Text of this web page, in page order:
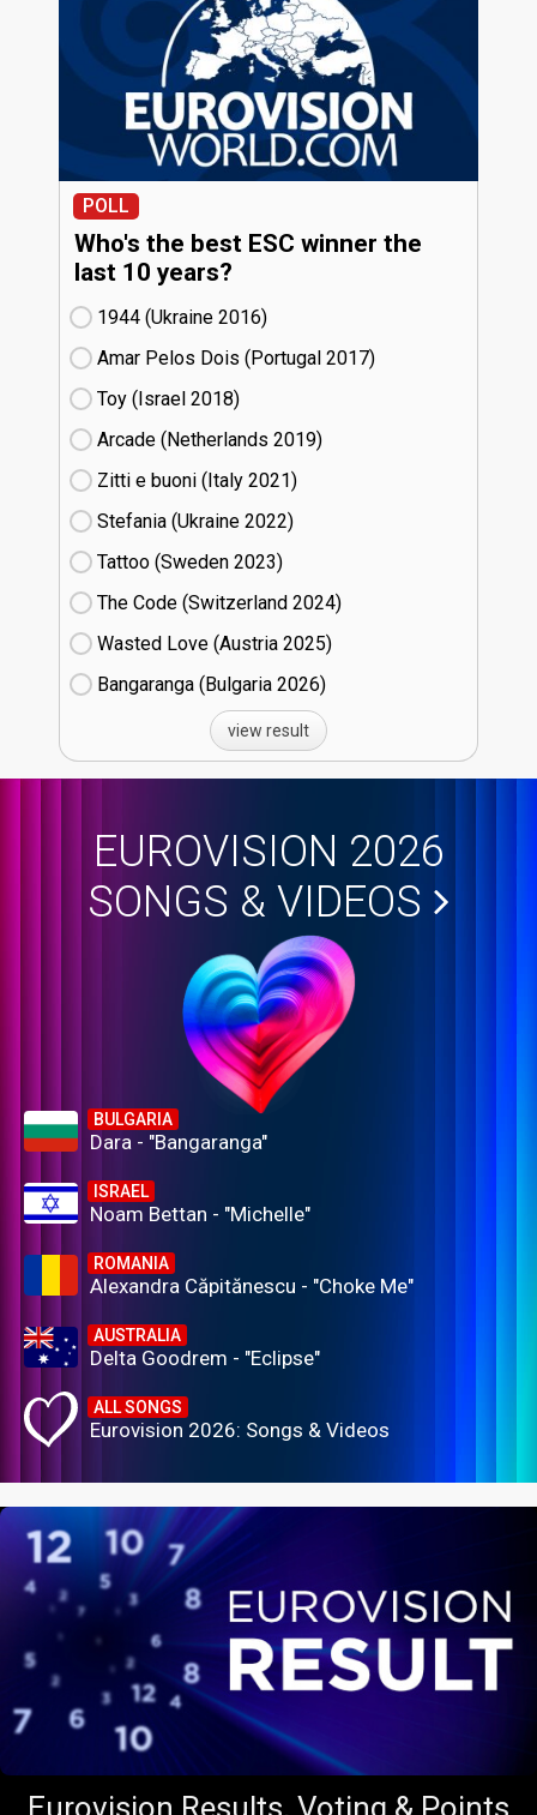
POLL
Who's the best ESC winner the
last 10 years?
1944 (Ukraine
16)
Amar Pelos Dois (Portugal
17)
Toy (Israel
18)
Arcade (Netherlands
19)
Zitti e buoni​ (Italy
21)
Stefania (Ukraine
22)
Tattoo (Sweden
23)
The Code (Switzerland
24)
Wasted Love (Austria
25)
Bangaranga (Bulgaria
26)
view result
EUROVISION 2026
SONGS & VIDEOS
BULGARIA
Dara - "Bangaranga"
ISRAEL
Noam Bettan - "Michelle"
ROMANIA
Alexandra Căpitănescu - "Choke Me"
AUSTRALIA
Delta Goodrem - "Eclipse"
ALL SONGS
Eurovision 2026: Songs & Videos